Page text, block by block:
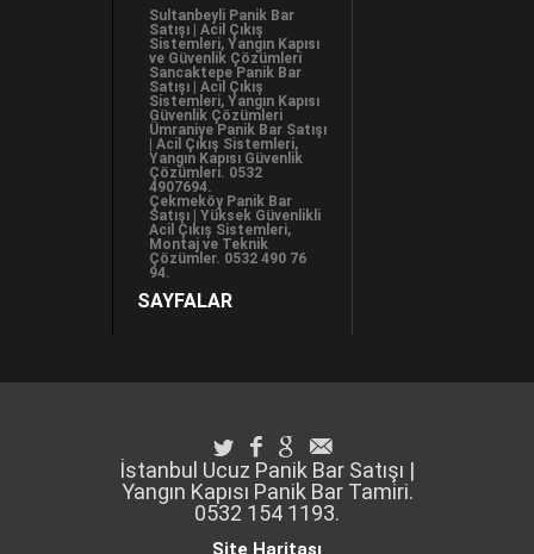
Sultanbeyli Panik Bar
Satışı | Acil Çıkış
Sistemleri, Yangın Kapısı
ve Güvenlik Çözümleri
Sancaktepe Panik Bar
Satışı | Acil Çıkış
Sistemleri, Yangın Kapısı
Güvenlik Çözümleri
Ümraniye Panik Bar Satışı
| Acil Çıkış Sistemleri,
Yangın Kapısı Güvenlik
Çözümleri. 0532
4907694.
Çekmeköy Panik Bar
Satışı | Yüksek Güvenlikli
Acil Çıkış Sistemleri,
Montaj ve Teknik
Çözümler. 0532 490 76
94.
SAYFALAR
İstanbul Ucuz Panik Bar Satışı |
Yangın Kapısı Panik Bar Tamiri.
0532 154 1193.
Site Haritası